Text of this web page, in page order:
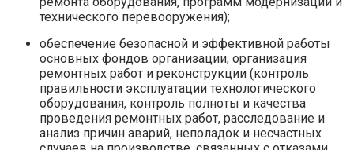
технического перевооружения);
обеспечение безопасной и эффективной работы
основных фондов организации, организация
ремонтных работ и реконструкции (контроль
правильности эксплуатации технологического
оборудования, контроль полноты и качества
проведения ремонтных работ, расследование и
анализ причин аварий, неполадок и несчастных